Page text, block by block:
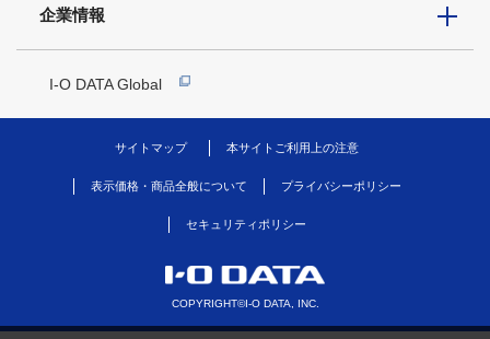
企業情報
I-O DATA Global
サイトマップ 本サイトご利用上の注意
表示価格・商品全般について プライバシーポリシー
セキュリティポリシー
COPYRIGHT©I-O DATA, INC.